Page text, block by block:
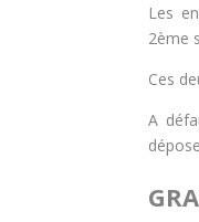
Les
2ème
Ces
A